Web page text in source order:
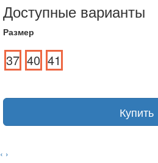
Доступные варианты
Размер
37 40 41
Купить
‹ ›